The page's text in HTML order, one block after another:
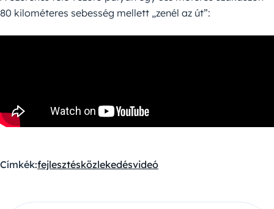
80 kilométeres sebesség mellett „zenél az út”:
Címkék:fejlesztésközlekedésvideó